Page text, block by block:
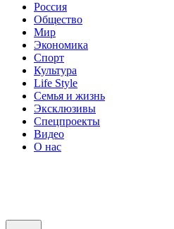
Россия
Общество
Мир
Экономика
Спорт
Культура
Life Style
Семья и жизнь
Эксклюзивы
Спецпроекты
Видео
О нас